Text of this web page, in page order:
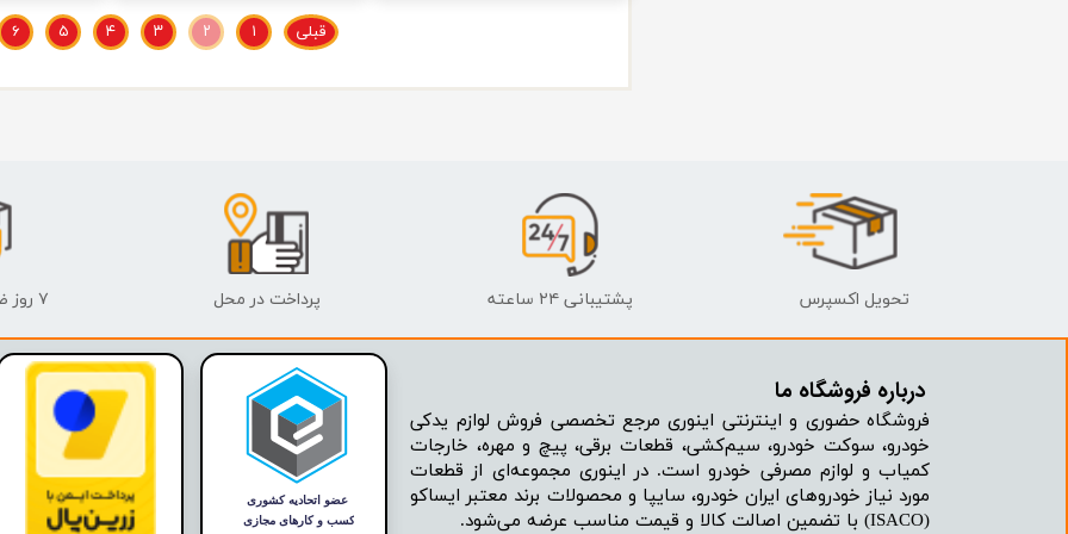
قبلی ۱ ۲ ۳ ۴ ۵ ۶
فروشگاه حضوری و اینترنتی اینوری مرجع تخصصی فروش لوازم یدکی
خودرو، سوکت خودرو، سیم‌کشی، قطعات برقی، پیچ و مهره، خارجات
کمیاب و لوازم مصرفی خودرو است. در اینوری مجموعه‌ای از قطعات
مورد نیاز خودروهای ایران خودرو، سایپا و محصولات برند معتبر ایساکو
(ISACO) با تضمین اصالت کالا و قیمت مناسب عرضه می‌شود.
درباره فروشگاه ما​​​​​​​
تحویل اکسپرس پشتیبانی ۲۴ ساعته پرداخت در محل ۷ روز ضمانت بازگشت